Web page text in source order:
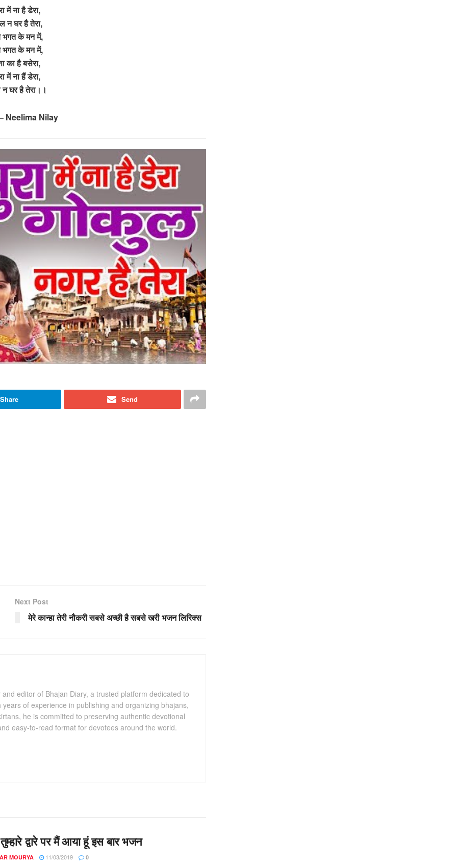
में ना है डेरा,
न घर है तेरा,
भगत के मन में,
भगत के मन में,
का है बसेरा,
में ना हैं डेरा,
घर है तेरा।।
Neelima Nilay
Share Send
Next Post
मेरे कान्हा तेरी नौकरी सबसे अच्छी है सबसे खरी भजन लिरिक्स
editor of Bhajan Diary, a trusted platform dedicated to
of experience in publishing and organizing bhajans,
he is committed to preserving authentic devotional
easy-to-read format for devotees around the world.
द्वारे पर मैं आया हूं इस बार भजन
MOURYA 11/03/2019 0